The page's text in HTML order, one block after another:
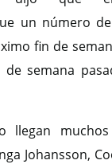
un número
fin de
de semana
llegan
Johansson,